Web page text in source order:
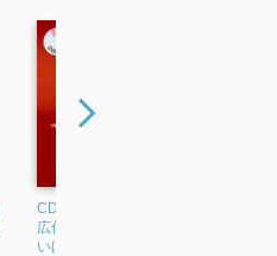
CD2枚付 決定版 竹岡
広信の 英作文が面白
いほど書ける本